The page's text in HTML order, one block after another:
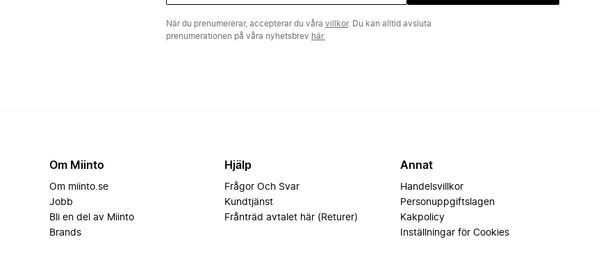
När du prenumererar, accepterar du våra villkor. Du kan alltid avsluta
prenumerationen på våra nyhetsbrev här.
Om Miinto
Om miinto.se
Jobb
Bli en del av Miinto
Brands
Hjälp
Frågor Och Svar
Kundtjänst
Frånträd avtalet här (Returer)
Annat
Handelsvillkor
Personuppgiftslagen
Kakpolicy
Inställningar för Cookies